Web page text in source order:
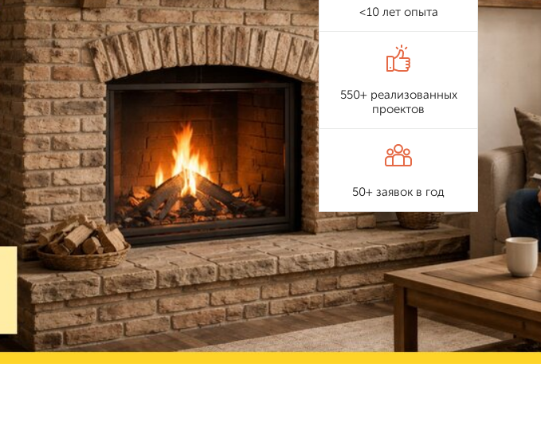
<10 лет опыта
550+ реализованных
проектов
50+ заявок в год